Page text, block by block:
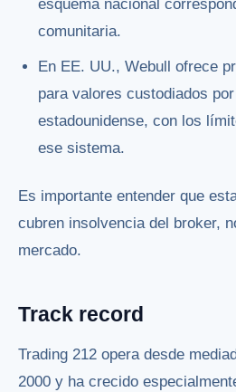
esquema nacional
comunitaria.
En EE. UU., Webull ofrece
para valores custodiados
estadounidense, con los
ese sistema.
Es importante entender que
cubren insolvencia del broker,
mercado.
Track record
Trading 212 opera desde
2000 y ha crecido